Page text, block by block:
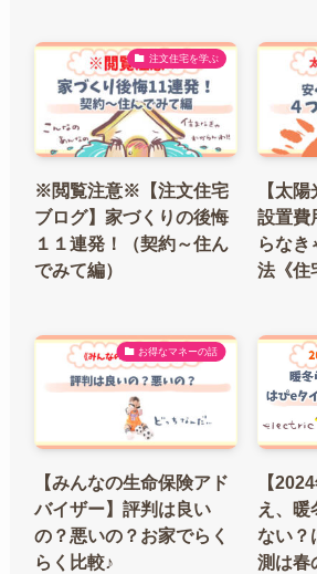
注文住宅を学ぶ
※閲覧注意※【注文住宅
ブログ】家づくりの後悔
１１連発！（契約～住ん
でみて編）
【太
設置費
らなき
法《住
お得なマネーの話
【みんなの生命保険アド
バイザー】評判は良い
の？悪いの？お家でらく
らく比較♪
【
え、暖
ない？
測は春